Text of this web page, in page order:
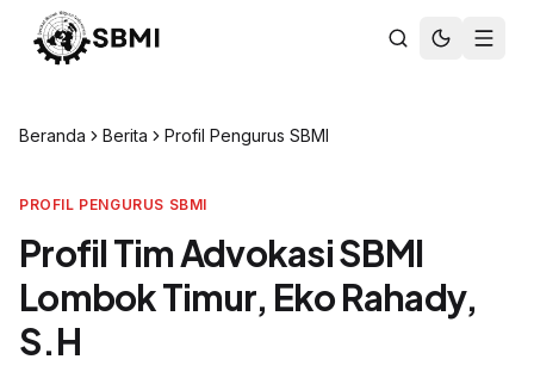
Beranda Berita Profil Pengurus SBMI
PROFIL PENGURUS SBMI
Profil Tim Advokasi SBMI
Lombok Timur, Eko Rahady,
S.H